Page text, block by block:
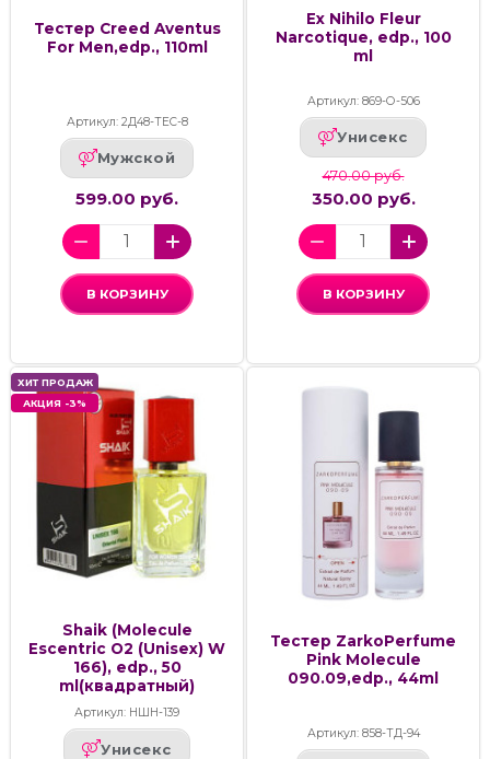
Тестер Creed Aventus
For Men,edp., 110ml
Артикул: 2Д48-ТЕС-8
Мужской
599.00 руб.
В КОРЗИНУ
Ex Nihilo Fleur
Narcotique, edp., 100
ml
Артикул: 869-О-506
Унисекс
470.00 руб.
350.00 руб.
В КОРЗИНУ
ХИТ ПРОДАЖ
АКЦИЯ -3%
Shaik (Molecule
Escentric O2 (Unisex) W
166), edp., 50
ml(квадратный)
Артикул: НШН-139
Унисекс
Тестер ZarkoPerfume
Pink Molecule
090.09,edp., 44ml
Артикул: 858-ТД-94